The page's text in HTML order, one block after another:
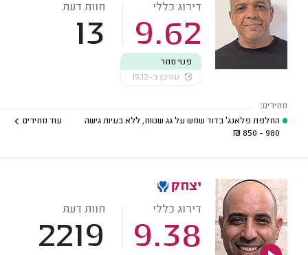
דירוג כללי
9.62
חוות דעת
13
פנוי מחר
עודכן ב-15:12
מחירים:
החלפת פלאנג' בדוד שמש על גג שטוח, ללא בעיות גישה
980 - 850
₪
עוד מחירים
יצחק
דירוג כללי
9.38
חוות דעת
2219